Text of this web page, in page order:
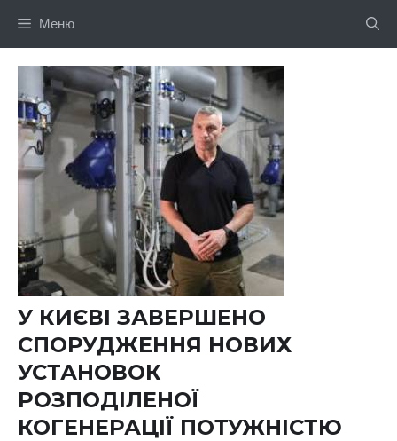
Меню
У КИЄВІ ЗАВЕРШЕНО
СПОРУДЖЕННЯ НОВИХ
УСТАНОВОК
РОЗПОДІЛЕНОЇ
КОГЕНЕРАЦІЇ ПОТУЖНІСТЮ